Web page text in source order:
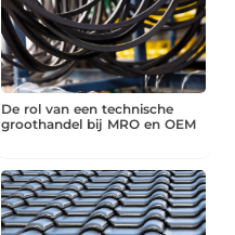
De rol van een technische
groothandel bij MRO en OEM